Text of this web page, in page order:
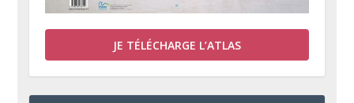
JE TÉLÉCHARGE L’ATLAS